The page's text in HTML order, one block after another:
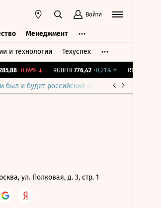
Войти
Менеджмент
и технологии Техуспех
-0,69%↓ RGBITR 776,42 +0,21%↑ RTSI
был и будет российский парламент
ул. Полковая, д. 3, стр. 1